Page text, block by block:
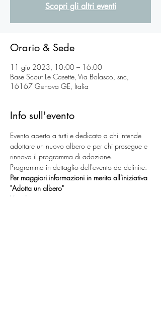
Scopri gli altri eventi
Orario & Sede
11 giu 2023, 10:00 – 16:00
Base Scout Le Casette, Via Bolasco, snc,
16167 Genova GE, Italia
Info sull'evento
Evento aperto a tutti e dedicato a chi intende
adottare un nuovo albero e per chi prosegue e
rinnova il programma di adozione.
Programma in dettaglio dell'evento da definire.
Per maggiori informazioni in merito all'iniziativa
"Adotta un albero"
Vai al sito